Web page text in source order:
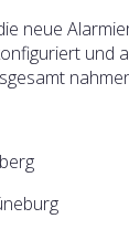
neue
und